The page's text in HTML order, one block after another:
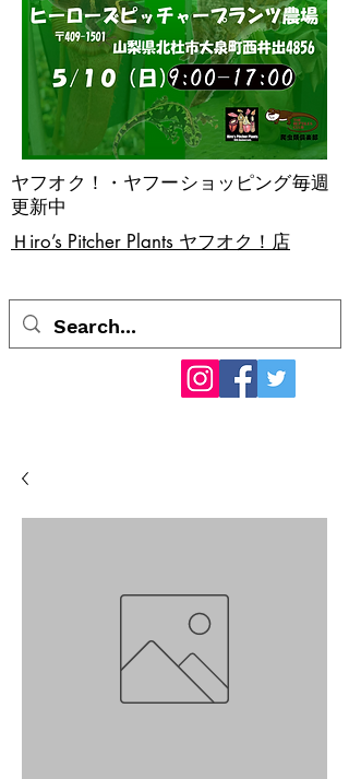
​Ｈiro’s Pitcher Plants ヤフオク！店
ヤフオク！・ヤフーショッピング毎週
更新中